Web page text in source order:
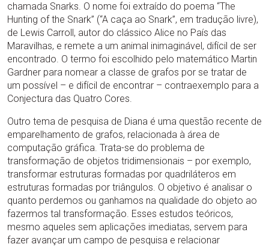
chamada Snarks. O nome foi extraído do poema “The
Hunting of the Snark” (“A caça ao Snark”, em tradução livre),
de Lewis Carroll, autor do clássico Alice no País das
Maravilhas, e remete a um animal inimaginável, difícil de ser
encontrado. O termo foi escolhido pelo matemático Martin
Gardner para nomear a classe de grafos por se tratar de
um possível – e difícil de encontrar – contraexemplo para a
Conjectura das Quatro Cores.
Outro tema de pesquisa de Diana é uma questão recente de
emparelhamento de grafos, relacionada à área de
computação gráfica. Trata-se do problema de
transformação de objetos tridimensionais – por exemplo,
transformar estruturas formadas por quadriláteros em
estruturas formadas por triângulos. O objetivo é analisar o
quanto perdemos ou ganhamos na qualidade do objeto ao
fazermos tal transformação. Esses estudos teóricos,
mesmo aqueles sem aplicações imediatas, servem para
fazer avançar um campo de pesquisa e relacionar